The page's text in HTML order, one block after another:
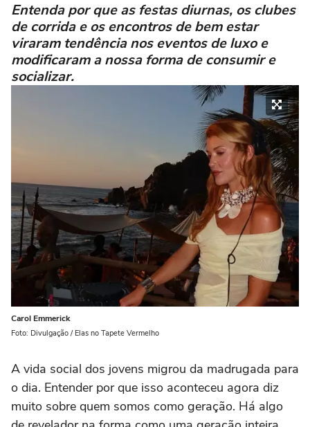
Entenda por que as festas diurnas, os clubes
de corrida e os encontros de bem estar
viraram tendência nos eventos de luxo e
modificaram a nossa forma de consumir e
socializar.
Carol Emmerick
Foto: Divulgação / Elas no Tapete Vermelho
A vida social dos jovens migrou da madrugada para
o dia. Entender por que isso aconteceu agora diz
muito sobre quem somos como geração. Há algo